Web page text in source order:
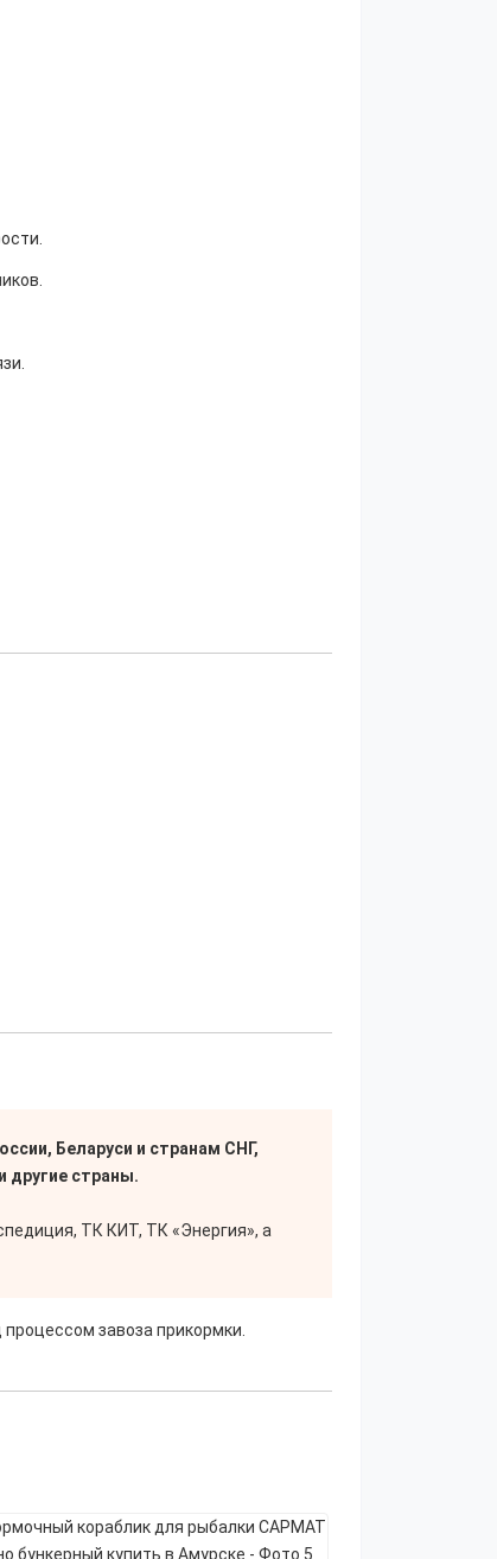
Беларуси и странам СНГ,
другие страны.
ТК КИТ, ТК «Энергия», а
завоза прикормки.